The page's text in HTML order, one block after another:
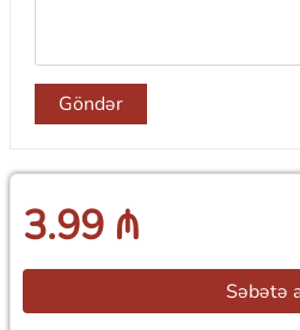
Göndər
3.99 ₼
Səbətə